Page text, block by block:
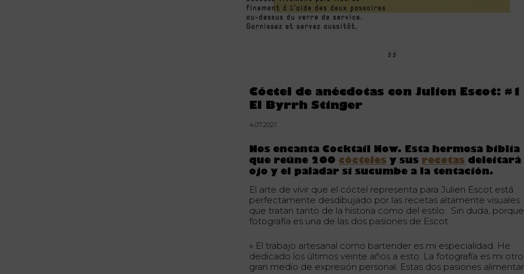
Cóctel de anécdotas con Julien Escot: #1
El Byrrh Stinger
4.07.2021
Nos encanta Cocktail Now. Esta hermosa biblia
que reúne 200 cócteles y sus recetas deleitará
ojo y el paladar si sucumbe a la tentación.
El arte de vivir que el cóctel representa para Julien Escot está
perfectamente desdibujado por las recetas altamente visuales
que tratan tanto de la historia como del estilo. Sin duda,
fotografía es una de las dos pasiones de Escot.
» El trabajo artesanal como bartender es mi especialidad. He
dedicado los últimos veinte años a esto. La fotografía es mi otro
gran medio de expresión personal. Estas dos pasiones